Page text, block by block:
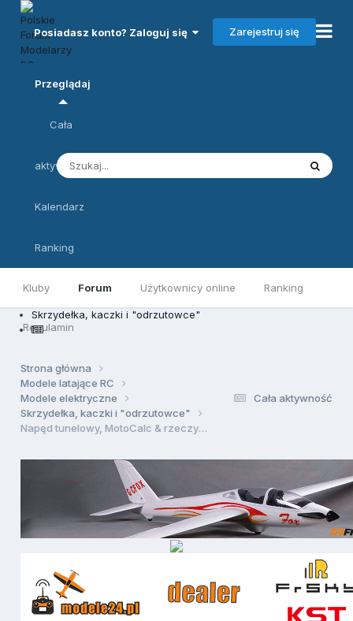
Posiadasz konto? Zaloguj się Zarejestruj się
Przeglądaj
Kluby Forum Użytkownicy online Ranking
Regulamin
Cała
aktywność
Kalendarz
Ranking
Skrzydełka, kaczki i "odrzutowce"
Cała aktywność
Strona główna
Modele latające RC
Modele elektryczne
Skrzydełka, kaczki i "odrzutowce"
Napęd tunelowy, MotoCalc & rzeczywistość?